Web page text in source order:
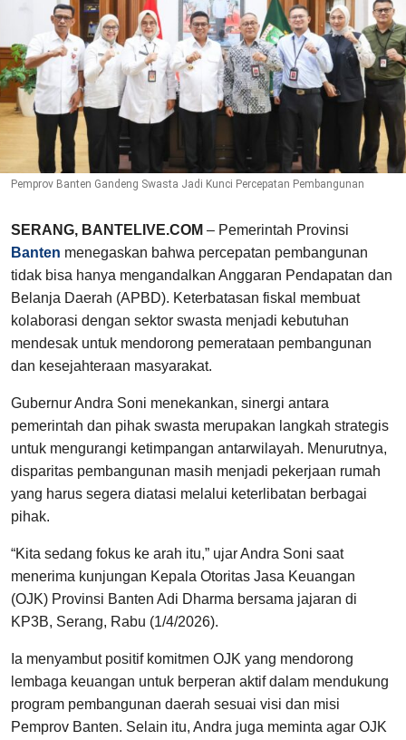
Pemprov Banten Gandeng Swasta Jadi Kunci Percepatan Pembangunan
SERANG, BANTELIVE.COM – Pemerintah Provinsi
Banten menegaskan bahwa percepatan pembangunan
tidak bisa hanya mengandalkan Anggaran Pendapatan dan
Belanja Daerah (APBD). Keterbatasan fiskal membuat
kolaborasi dengan sektor swasta menjadi kebutuhan
mendesak untuk mendorong pemerataan pembangunan
dan kesejahteraan masyarakat.
Gubernur Andra Soni menekankan, sinergi antara
pemerintah dan pihak swasta merupakan langkah strategis
untuk mengurangi ketimpangan antarwilayah. Menurutnya,
disparitas pembangunan masih menjadi pekerjaan rumah
yang harus segera diatasi melalui keterlibatan berbagai
pihak.
“Kita sedang fokus ke arah itu,” ujar Andra Soni saat
menerima kunjungan Kepala Otoritas Jasa Keuangan
(OJK) Provinsi Banten Adi Dharma bersama jajaran di
KP3B, Serang, Rabu (1/4/2026).
Ia menyambut positif komitmen OJK yang mendorong
lembaga keuangan untuk berperan aktif dalam mendukung
program pembangunan daerah sesuai visi dan misi
Pemprov Banten. Selain itu, Andra juga meminta agar OJK